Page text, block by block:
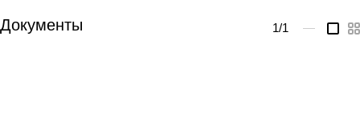
Документы 1/1 —